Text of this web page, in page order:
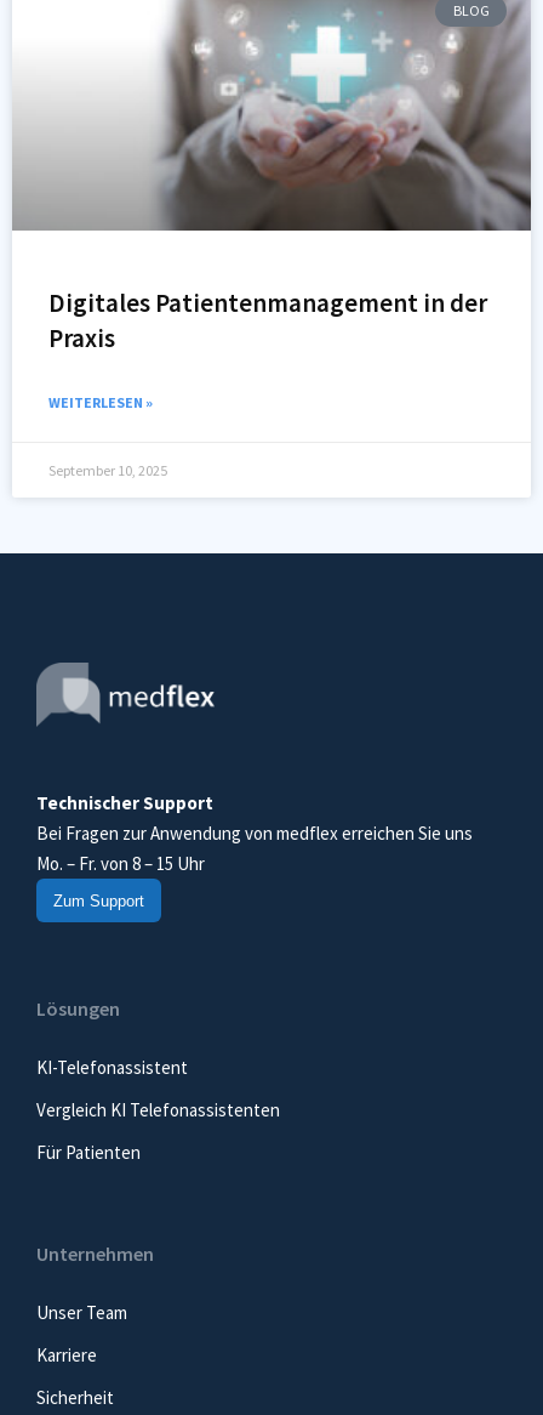
BLOG
Digitales Patientenmanagement in der
Praxis
WEITERLESEN »
September 10, 2025
Technischer Support
Bei Fragen zur Anwendung von medflex erreichen Sie uns
Mo. – Fr. von 8 – 15 Uhr
Zum Support
Lösungen
KI-Telefonassistent
Vergleich KI Telefonassistenten
Für Patienten
Unternehmen
Unser Team
Karriere
Sicherheit